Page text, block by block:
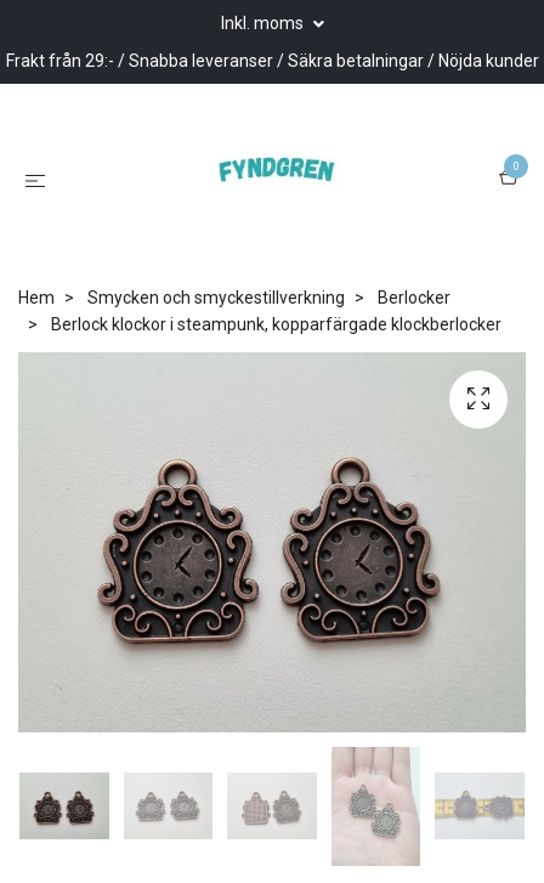
Inkl. moms
Frakt från 29:- / Snabba leveranser / Säkra betalningar / Nöjda kunder
0
Hem Smycken och smyckestillverkning
Berlocker
Berlock klockor i steampunk, kopparfärgade klockberlocker